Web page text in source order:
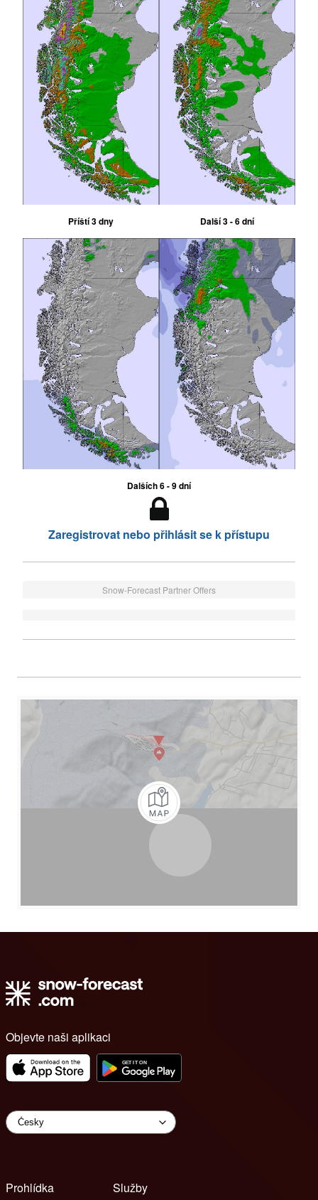
Příští 3 dny Další 3 - 6 dní
Dalších 6 - 9 dní
Zaregistrovat nebo přihlásit se k přístupu
Snow-Forecast Partner Offers
Objevte naši aplikaci
Prohlídka
Služby